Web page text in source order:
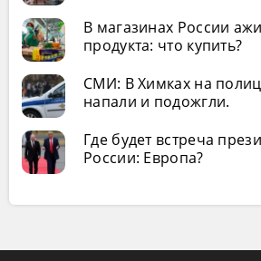
В магазинах России
продукта: что купить?
СМИ: В Химках на
напали и подожгли.
Где будет встреча
России: Европа?